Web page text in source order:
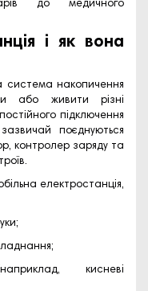
до медичного
і як вона
накопичення
або живити різні
підключення
поєднуються
контролер заряду та
електростанція,
кисневі